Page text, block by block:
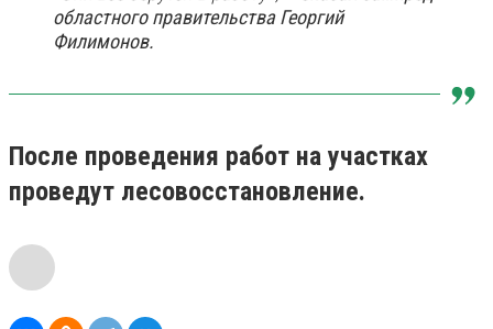
областного правительства Георгий
Филимонов.
После проведения работ на участках
проведут лесовосстановление.